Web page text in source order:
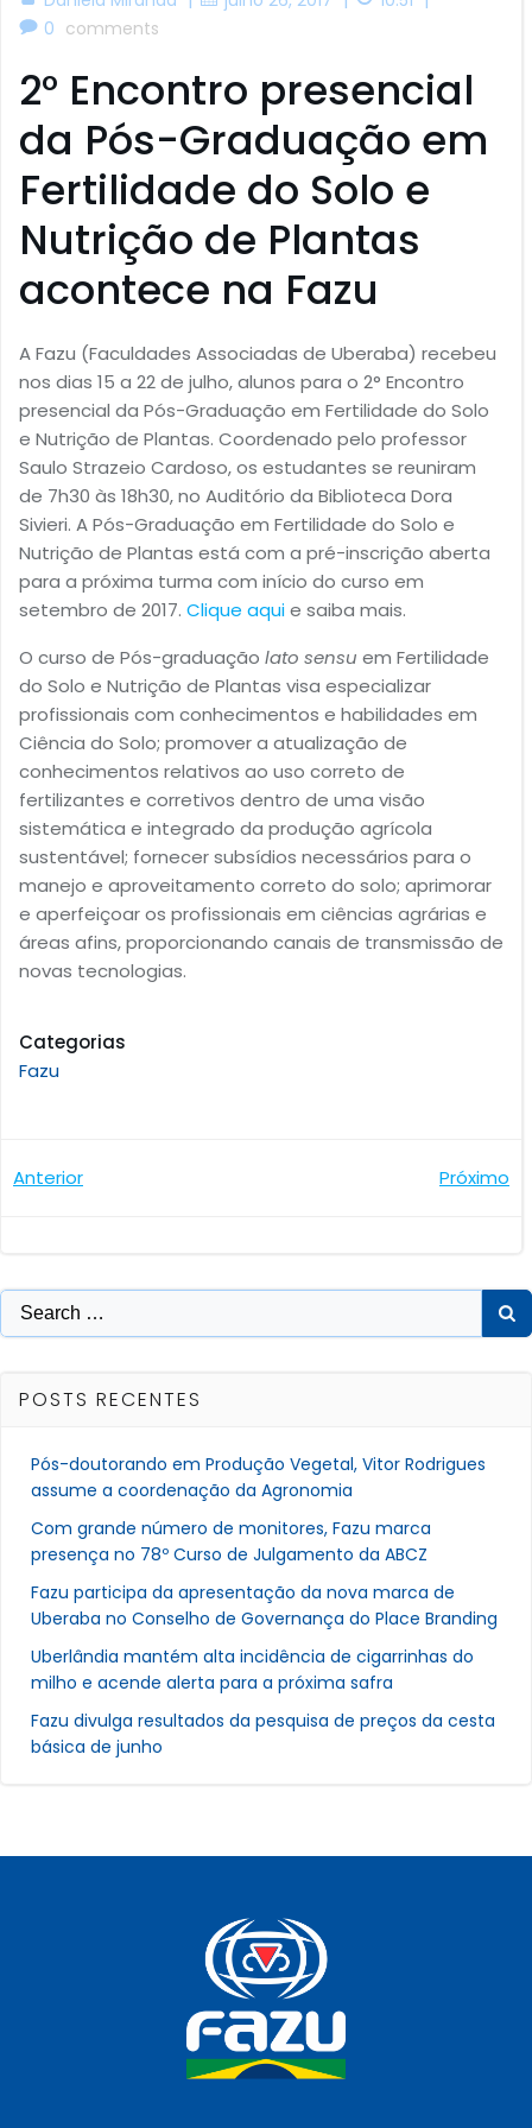
0 comments
2° Encontro presencial
da Pós-Graduação em
Fertilidade do Solo e
Nutrição de Plantas
acontece na Fazu
A Fazu (Faculdades Associadas de Uberaba) recebeu
nos dias 15 a 22 de julho, alunos para o 2° Encontro
presencial da Pós-Graduação em Fertilidade do Solo
e Nutrição de Plantas. Coordenado pelo professor
Saulo Strazeio Cardoso, os estudantes se reuniram
de 7h30 às 18h30, no Auditório da Biblioteca Dora
Sivieri. A Pós-Graduação em Fertilidade do Solo e
Nutrição de Plantas está com a pré-inscrição aberta
para a próxima turma com início do curso em
setembro de 2017. Clique aquie saiba mais.
O curso de Pós-graduação lato sensu em Fertilidade
do Solo e Nutrição de Plantas visa especializar
profissionais com conhecimentos e habilidades em
Ciência do Solo; promover a atualização de
conhecimentos relativos ao uso correto de
fertilizantes e corretivos dentro de uma visão
sistemática e integrado da produção agrícola
sustentável; fornecer subsídios necessários para o
manejo e aproveitamento correto do solo; aprimorar
e aperfeiçoar os profissionais em ciências agrárias e
áreas afins, proporcionando canais de transmissão de
novas tecnologias.
Categorias
Fazu
Navegação
Post
Anterior
Post
Próximo
Search
for:
POSTS RECENTES
Pós-doutorando em Produção Vegetal, Vitor Rodrigues
assume a coordenação da Agronomia
Com grande número de monitores, Fazu marca
presença no 78º Curso de Julgamento da ABCZ
Fazu participa da apresentação da nova marca de
Uberaba no Conselho de Governança do Place Branding
Uberlândia mantém alta incidência de cigarrinhas do
milho e acende alerta para a próxima safra
Fazu divulga resultados da pesquisa de preços da cesta
básica de junho